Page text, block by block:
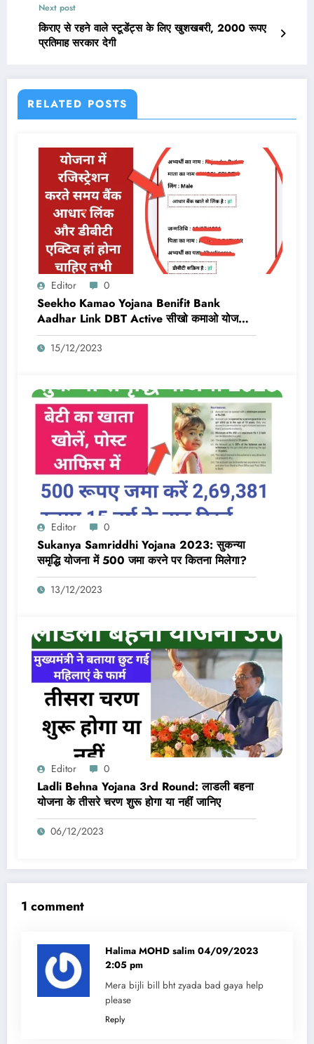
Next post
किराए से रहने वाले स्टूडेंट्स के लिए खुशखबरी, 2000 रूपए
प्रतिमाह सरकार देगी
RELATED POSTS
Editor 0
Seekho Kamao Yojana Benifit Bank
Aadhar Link DBT Active सीखो कमाओ योजना
का लाभ तभी मिलेगा 10,000 Rs जब बैंक डीबीटी
एक्टिव और आधार लिंक होगा
15/12/2023
Editor 0
Sukanya Samriddhi Yojana 2023: सुकन्या
समृद्धि योजना में 500 जमा करने पर कितना मिलेगा?
13/12/2023
Editor 0
Ladli Behna Yojana 3rd Round: लाडली बहना
योजना के तीसरे चरण शुरू होगा या नहीं जानिए
06/12/2023
1 comment
Halima MOHD salim 04/09/2023
2:05 pm
Mera bijli bill bht zyada bad gaya help
please
Reply